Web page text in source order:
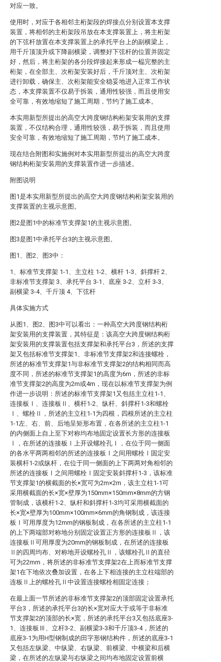
对应一致。
使用时，对应于各相邻主桁架段的焊接点分别设置本支撑
装置，将相邻的主桁架段吊放在本支撑装置上，将主桁架
的下弦杆放置在本支撑装置上的承托平台上的副横梁上，
用千斤顶顶升或下降副横梁，调整好下弦杆的位置并固定
好，然后，将主桁架的各分段焊接起来形成一榀完整的主
桁架，在全部主、次桁架安装好后，千斤顶对主、次桁架
进行卸载，确保主、次桁架能安全稳妥地进入正常工作状
态，本支撑装置不仅易于拆装，通用性较强，而且使用安
全可靠，有效地缩短了施工周期，节约了施工成本。
本实用新型所提出的高空大跨度钢结构桁架安装用的支撑
装置，不仅结构合理，通用性较强，易于拆装，而且使用
安全可靠，有效地缩短了施工周期，节约了施工成本。
现在结合附图和实施例对本实用新型所提出的高空大跨度
钢结构桁架安装用的支撑装置作进一步描述。
附图说明
图1是本实用新型所提出的高空大跨度钢结构桁架安装用的
支撑装置的主视示意图。
图2是图1中的标准节支撑架1的主视示意图。
图3是图1中承托平台3的主视示意图。
图1、图2、图3中：
1、标准节支撑架 1-1、主立柱 1-2、横杆 1-3、斜撑杆 2、
非标准节支撑架 3、承托平台 3-1、底座 3-2、立杆 3-3、
副横梁 3-4、千斤顶 4、下弦杆
具体实施方式
从图1、图2、图3中可以看出：一种高空大跨度钢结构桁
架安装用的支撑装置，其特征是：该高空大跨度钢结构桁
架安装用的支撑装置包括支撑架和承托平台3，所述的支撑
架又包括标准节支撑架1、非标准节支撑架2和连接螺栓，
所述的标准节支撑架1与非标准节支撑架2的结构相同而高
度不同，所述的标准节支撑架1的高度为6m，所述的非标
准节支撑架2的高度为2m或4m，现在以标准节支撑架为例
作进一步说明：所述的标准节支撑架1又包括主立柱1-1、
连接板Ⅰ、连接板Ⅱ、横杆1-2、纵杆、斜撑杆1-3和螺栓
Ⅰ、螺栓Ⅱ，所述的主立柱1-1为四根，四根所述的主立柱
1-1左、右、前、后地呈矩形布置，在各所述的主立柱1-1
的内侧面上自上至下对称均布地固定设置长方形的连接板
Ⅰ，在所述的连接板Ⅰ上开设螺栓孔Ⅰ，在位于同一侧面
的各水平两两相邻的所述的连接板Ⅰ之间用螺栓Ⅰ固定安
装横杆1-2或纵杆，在位于同一侧面的上下两两对角相邻的
所述的连接板Ⅰ之间用螺栓Ⅰ固定安装斜撑杆1-3，该标准
节支撑架1的横截面的长×宽可为2m×2m，该主立柱1-1可
采用横截面的长×宽×壁厚为150mm×150mm×8mm的方钢
管制成，该横杆1-2、纵杆和斜撑杆1-3均可采用横截面的
长×宽×壁厚为100mm×100mm×6mm的角钢制成，该连接
板Ⅰ可用厚度为12mm的钢板制成，在各所述的主立柱1-1
的上下两端部对称地分别固定设置正方形的连接板Ⅱ，该
连接板Ⅱ可用厚度为20mm的钢板制成，在所述的连接板
Ⅱ的四周均布、对称地开设螺栓孔Ⅱ，该螺栓孔Ⅱ的直径
可为22mm，将所述的非标准节支撑架2在上而标准节支撑
架1在下地依次叠加设置，在各上下相连接的主立柱端部的
连板Ⅱ上的螺栓孔Ⅱ中设置连接螺栓相固定连接；
在最上面一节所述的非标准节支撑架2的顶部固定设置承托
平台3，所述的承托平台3的长×宽对应大于或等于非标准
节支撑架2的顶部的长×宽，所述的承托平台3又包括底座3-
1、连接板Ⅲ、立杆3-2、副横梁3-3和千斤顶3-4，所述的
底座3-1为用H型钢制成的田字形钢结构件，所述的底座3-1
又包括左纵梁、中纵梁、右纵梁、前横梁、中横梁和后横
梁，在所述的左纵梁与右纵梁之间均布地固定设置前横